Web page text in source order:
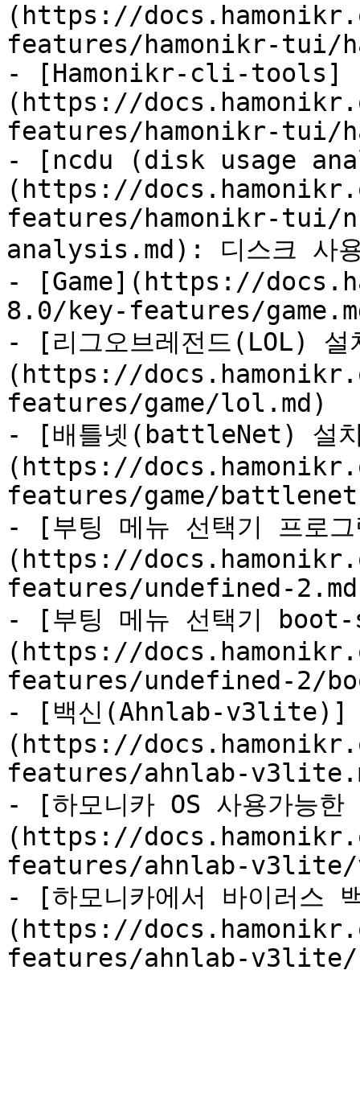
(https://
features/hamonikr-tui/
- [Hamonikr-cli-tools]
(https://
features/hamonikr-tui/
- [ncdu (disk usage
(https://
features/hamonikr-tui/
analysis.md): 디스크 사
- [Game](https://
8.0/key-features/
- [리그오브레전드(LOL) 설
(https://
features/game/lol.md)
- [배틀넷(battleNet) 설
(https://
features/game/
- [부팅 메뉴 선택기 프로
(https://
features/undefined-
- [부팅 메뉴 선택기
(https://
features/undefined-2/
- [백신(Ahnlab-v3lite)]
(https://
features/ahnlab-
- [하모니카 OS 사용가능한
(https://
features/ahnlab-v3lite/
- [하모니카에서 바이러스
(https://